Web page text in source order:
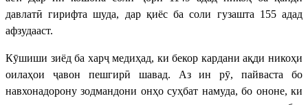
давлатӣ гирифта шуда, дар қиёс ба соли гузашта 155 адад
афзудааст.
Кӯшиши зиёд ба харҷ медиҳад, ки бекор кардани ақди никоҳи
оилаҳои ҷавон пешгирӣ шавад. Аз ин рӯ, пайваста бо
навхонадорону зодмандони онҳо суҳбат намуда, бо ононе, ки